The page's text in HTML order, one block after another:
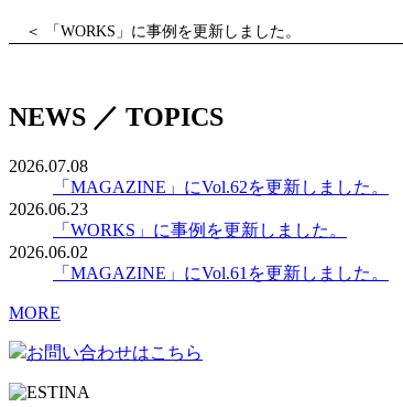
＜ 「WORKS」に事例を更新しました。
NEWS ／ TOPICS
2026.07.08
「MAGAZINE」にVol.62を更新しました。
2026.06.23
「WORKS」に事例を更新しました。
2026.06.02
「MAGAZINE」にVol.61を更新しました。
MORE
お問い合わせはこちら